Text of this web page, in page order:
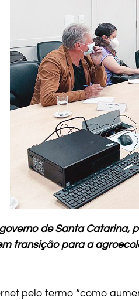
de Santa Catarina,
transição para a
pelo termo “como